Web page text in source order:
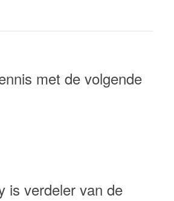
met de volgende
is verdeler van de